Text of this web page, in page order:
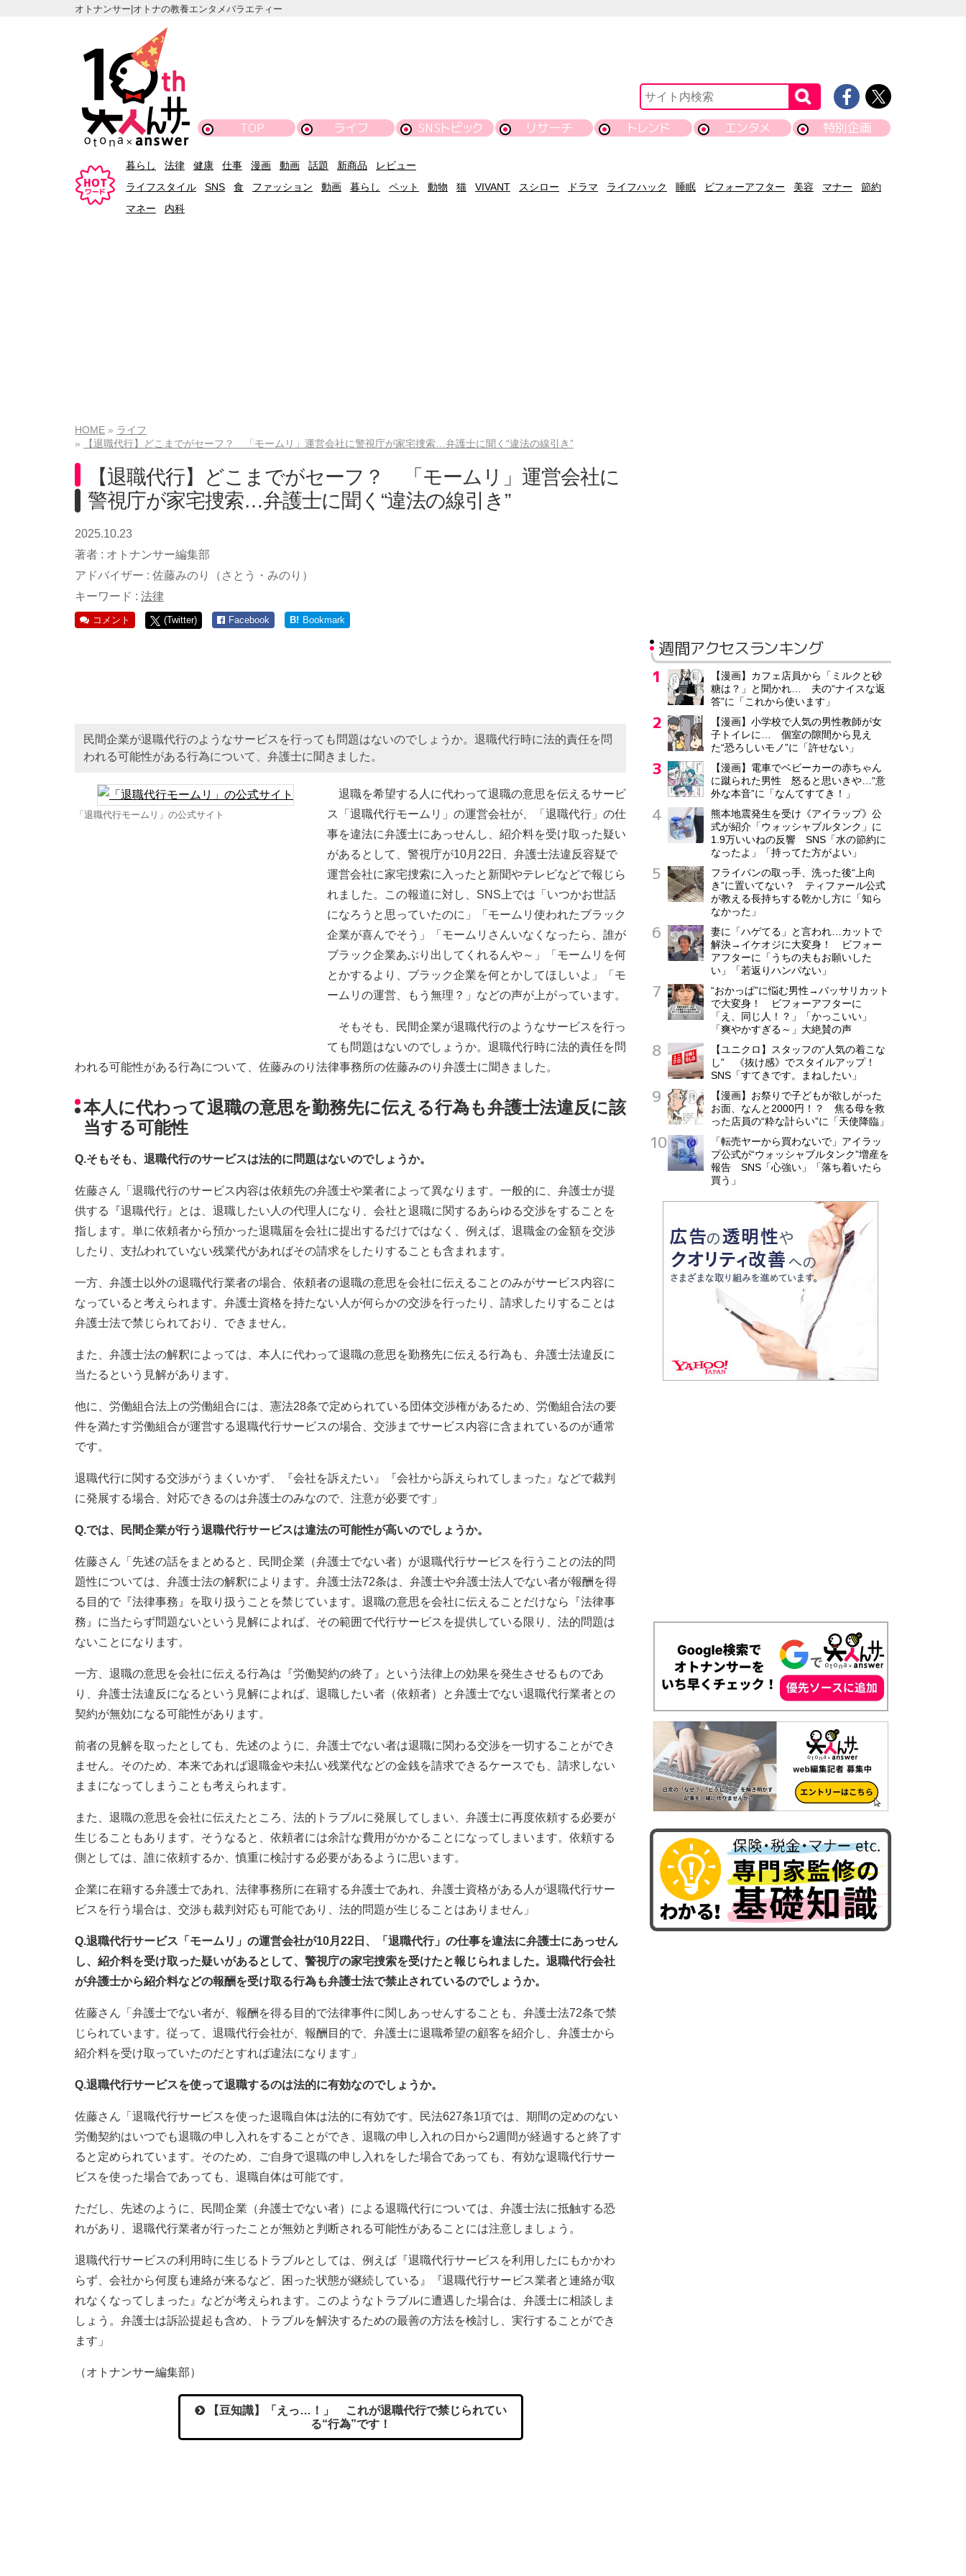
オトナンサー|オトナの教養エンタメバラエティー
TOP ライフ SNSトピック リサーチ トレンド エンタメ 特別企画
暮らし 法律 健康 仕事 漫画 動画 話題 新商品
レビュー
ライフスタイル
SNS 食 ファッション 動画 暮らし ペット 動物 猫 VIVANT スシロー ドラマ ライフハック 睡眠 ビフォーアフター 美容 マナー
節約
マネー
内科
HOME
ライフ
【退職代行】どこまでがセーフ？ 「モームリ」運営会社に警視庁が家宅捜索…弁護士に聞く“違法の線引き”
【退職代行】どこまでがセーフ？ 「モームリ」運営会社に
警視庁が家宅捜索…弁護士に聞く“違法の線引き”
2025.10.23
著者 : オトナンサー編集部
アドバイザー : 佐藤みのり（さとう・みのり）
キーワード : 法律
コメント (Twitter) Facebook B! Bookmark
民間企業が退職代行のようなサービスを行っても問題はないのでしょうか。退職代行時に法的責任を問
われる可能性がある行為について、弁護士に聞きました。
「退職代行モームリ」の公式サイト
退職を希望する人に代わって退職の意思を伝えるサービ
ス「退職代行モームリ」の運営会社が、「退職代行」の仕
事を違法に弁護士にあっせんし、紹介料を受け取った疑い
があるとして、警視庁が10月22日、弁護士法違反容疑で
運営会社に家宅捜索に入ったと新聞やテレビなどで報じら
れました。この報道に対し、SNS上では「いつかお世話
になろうと思っていたのに」「モームリ使われたブラック
企業が喜んでそう」「モームリさんいなくなったら、誰が
ブラック企業あぶり出してくれるんや～」「モームリを何
とかするより、ブラック企業を何とかしてほしいよ」「モ
ームリの運営、もう無理？」などの声が上がっています。
そもそも、民間企業が退職代行のようなサービスを行っ
ても問題はないのでしょうか。退職代行時に法的責任を問
われる可能性がある行為について、佐藤みのり法律事務所の佐藤みのり弁護士に聞きました。
本人に代わって退職の意思を勤務先に伝える行為も弁護士法違反に該
当する可能性
Q.そもそも、退職代行のサービスは法的に問題はないのでしょうか。
佐藤さん「退職代行のサービス内容は依頼先の弁護士や業者によって異なります。一般的に、弁護士が提
供する『退職代行』とは、退職したい人の代理人になり、会社と退職に関するあらゆる交渉をすることを
指します。単に依頼者から預かった退職届を会社に提出するだけではなく、例えば、退職金の金額を交渉
したり、支払われていない残業代があればその請求をしたりすることも含まれます。
一方、弁護士以外の退職代行業者の場合、依頼者の退職の意思を会社に伝えることのみがサービス内容に
なっていると考えられます。弁護士資格を持たない人が何らかの交渉を行ったり、請求したりすることは
弁護士法で禁じられており、できません。
また、弁護士法の解釈によっては、本人に代わって退職の意思を勤務先に伝える行為も、弁護士法違反に
当たるという見解があります。
他に、労働組合法上の労働組合には、憲法28条で定められている団体交渉権があるため、労働組合法の要
件を満たす労働組合が運営する退職代行サービスの場合、交渉までサービス内容に含まれているのが通常
です。
退職代行に関する交渉がうまくいかず、『会社を訴えたい』『会社から訴えられてしまった』などで裁判
に発展する場合、対応できるのは弁護士のみなので、注意が必要です」
Q.では、民間企業が行う退職代行サービスは違法の可能性が高いのでしょうか。
佐藤さん「先述の話をまとめると、民間企業（弁護士でない者）が退職代行サービスを行うことの法的問
題性については、弁護士法の解釈によります。弁護士法72条は、弁護士や弁護士法人でない者が報酬を得
る目的で『法律事務』を取り扱うことを禁じています。退職の意思を会社に伝えることだけなら『法律事
務』に当たらず問題ないという見解によれば、その範囲で代行サービスを提供している限り、法的問題は
ないことになります。
一方、退職の意思を会社に伝える行為は『労働契約の終了』という法律上の効果を発生させるものであ
り、弁護士法違反になるという見解によれば、退職したい者（依頼者）と弁護士でない退職代行業者との
契約が無効になる可能性があります。
前者の見解を取ったとしても、先述のように、弁護士でない者は退職に関わる交渉を一切することができ
ません。そのため、本来であれば退職金や未払い残業代などの金銭を請求できるケースでも、請求しない
ままになってしまうことも考えられます。
また、退職の意思を会社に伝えたところ、法的トラブルに発展してしまい、弁護士に再度依頼する必要が
生じることもあります。そうなると、依頼者には余計な費用がかかることになってしまいます。依頼する
側としては、誰に依頼するか、慎重に検討する必要があるように思います。
企業に在籍する弁護士であれ、法律事務所に在籍する弁護士であれ、弁護士資格がある人が退職代行サー
ビスを行う場合は、交渉も裁判対応も可能であり、法的問題が生じることはありません」
Q.退職代行サービス「モームリ」の運営会社が10月22日、「退職代行」の仕事を違法に弁護士にあっせん
し、紹介料を受け取った疑いがあるとして、警視庁の家宅捜索を受けたと報じられました。退職代行会社
が弁護士から紹介料などの報酬を受け取る行為も弁護士法で禁止されているのでしょうか。
佐藤さん「弁護士でない者が、報酬を得る目的で法律事件に関しあっせんすることも、弁護士法72条で禁
じられています。従って、退職代行会社が、報酬目的で、弁護士に退職希望の顧客を紹介し、弁護士から
紹介料を受け取っていたのだとすれば違法になります」
Q.退職代行サービスを使って退職するのは法的に有効なのでしょうか。
佐藤さん「退職代行サービスを使った退職自体は法的に有効です。民法627条1項では、期間の定めのない
労働契約はいつでも退職の申し入れをすることができ、退職の申し入れの日から2週間が経過すると終了す
ると定められています。そのため、ご自身で退職の申し入れをした場合であっても、有効な退職代行サー
ビスを使った場合であっても、退職自体は可能です。
ただし、先述のように、民間企業（弁護士でない者）による退職代行については、弁護士法に抵触する恐
れがあり、退職代行業者が行ったことが無効と判断される可能性があることには注意しましょう。
退職代行サービスの利用時に生じるトラブルとしては、例えば『退職代行サービスを利用したにもかかわ
らず、会社から何度も連絡が来るなど、困った状態が継続している』『退職代行サービス業者と連絡が取
れなくなってしまった』などが考えられます。このようなトラブルに遭遇した場合は、弁護士に相談しま
しょう。弁護士は訴訟提起も含め、トラブルを解決するための最善の方法を検討し、実行することができ
ます」
（オトナンサー編集部）
【豆知識】「えっ…！」 これが退職代行で禁じられてい
る“行為”です！
週間アクセスランキング
【漫画】カフェ店員から「ミルクと砂
糖は？」と聞かれ… 夫の“ナイスな返
答”に「これから使います」
【漫画】小学校で人気の男性教師が女
子トイレに… 個室の隙間から見え
た“恐ろしいモノ”に「許せない」
【漫画】電車でベビーカーの赤ちゃん
に蹴られた男性 怒ると思いきや…“意
外な本音”に「なんてすてき！」
熊本地震発生を受け《アイラップ》公
式が紹介「ウォッシャブルタンク」に
1.9万いいねの反響 SNS「水の節約に
なったよ」「持ってた方がよい」
フライパンの取っ手、洗った後“上向
き”に置いてない？ ティファール公式
が教える長持ちする乾かし方に「知ら
なかった」
妻に「ハゲてる」と言われ…カットで
解決→イケオジに大変身！ ビフォー
アフターに「うちの夫もお願いした
い」「若返りハンパない」
“おかっぱ”に悩む男性→バッサリカット
で大変身！ ビフォーアフターに
「え、同じ人！？」「かっこいい」
「爽やかすぎる～」大絶賛の声
【ユニクロ】スタッフの“人気の着こな
し” 《抜け感》でスタイルアップ！
SNS「すてきです。まねしたい」
【漫画】お祭りで子どもが欲しがった
お面、なんと2000円！？ 焦る母を救
った店員の“粋な計らい”に「天使降臨」
「転売ヤーから買わないで」アイラッ
プ公式が“ウォッシャブルタンク”増産を
報告 SNS「心強い」「落ち着いたら
買う」